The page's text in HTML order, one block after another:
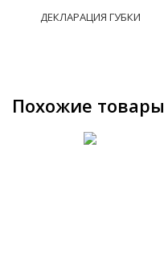
ДЕКЛАРАЦИЯ ГУБКИ
Похожие товары